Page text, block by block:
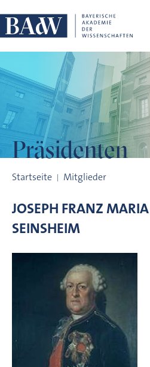
Präsidenten
Startseite Mitglieder
JOSEPH FRANZ
SEINSHEIM